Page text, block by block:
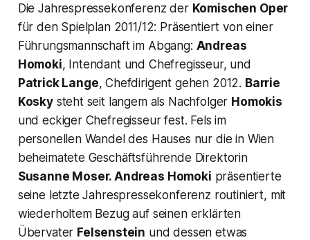
Die Jahrespressekonferenz der Komischen Oper
für den Spielplan 2011/12: Präsentiert von einer
Führungsmannschaft im Abgang: Andreas
Homoki, Intendant und Chefregisseur, und
Patrick Lange, Chefdirigent gehen 2012. Barrie
Koskysteht seit langem als Nachfolger Homokis
und eckiger Chefregisseur fest. Fels im
personellen Wandel des Hauses nur die in Wien
beheimatete Geschäftsführende Direktorin
Susanne Moser.Andreas Homoki präsentierte
seine letzte Jahrespressekonferenz routiniert, mit
wiederholtem Bezug auf seinen erklärten
Übervater Felsenstein und dessen etwas